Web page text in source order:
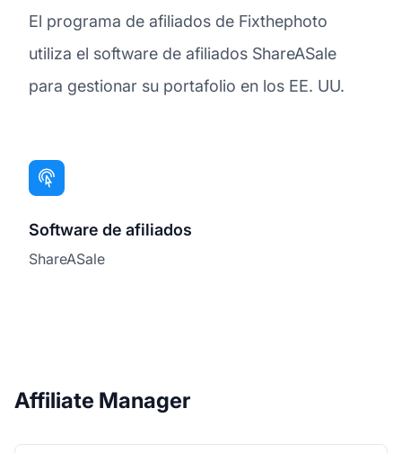
El programa de afiliados de Fixthephoto
utiliza el software de afiliados ShareASale
para gestionar su portafolio en los EE. UU.
Software de afiliados
ShareASale
Affiliate Manager